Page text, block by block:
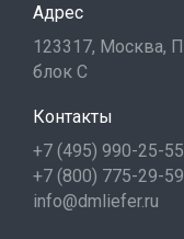
Адрес
123317, Москва,
блок С
Контакты
+7 (495) 990-25-55
+7 (800) 775-29-59
info@dmliefer.ru